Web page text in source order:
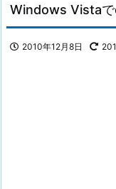
Windows Vista
2010年12月8日